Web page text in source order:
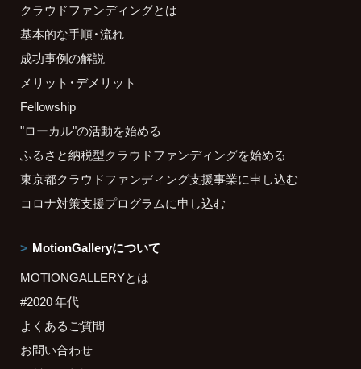
クラウドファンディングとは
基本的な手順・流れ
成功事例の解説
メリット・デメリット
Fellowship
"ローカル"の活動を始める
ふるさと納税型クラウドファンディングを始める
東京都クラウドファンディング支援事業に申し込む
コロナ対策支援プログラムに申し込む
MotionGalleryについて
MOTIONGALLERYとは
#2020 年代
よくあるご質問
お問い合わせ